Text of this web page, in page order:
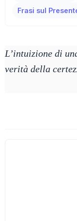
Frasi sul
L’intuizione di
verità della